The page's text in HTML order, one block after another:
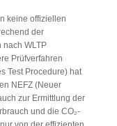
keine offiziellen
der
WLTP
Prüfverfahren
Test Procedure) hat
NEFZ (Neuer
zur Ermittlung der
und die CO₂-